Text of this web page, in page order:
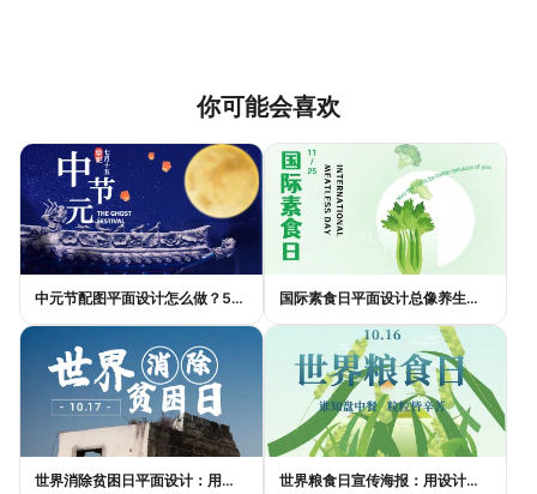
你可能会喜欢
中元节配图平面设计怎么做？5种风格模板轻松搞定节日氛围 国际素食日平面设计总像养生广告？三个思路让它变酷
世界消除贫困日平面设计：用视觉语言传递尊严与温度 世界粮食日宣传海报：用设计传递"粮"心，让每一粒米都有声音